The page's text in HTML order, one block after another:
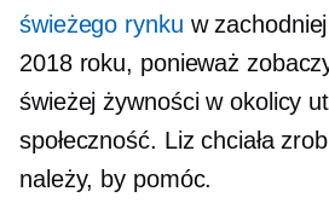
świeżego rynku w
2018 roku, ponieważ
świeżej żywności w okolicy
społeczność. Liz chciała
należy, by pomóc.